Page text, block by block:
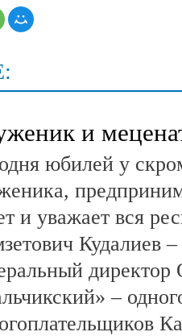
и
юбилей у
и уважает вся
Кудалиев
–